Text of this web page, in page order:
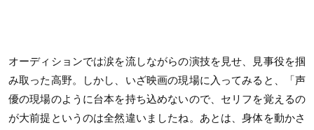
オーディションでは涙を流しながらの演技を見せ、見事役を掴
み取った高野。しかし、いざ映画の現場に入ってみると、「声
優の現場のように台本を持ち込めないので、セリフを覚えるの
が大前提というのは全然違いましたね。あとは、身体を動かさ